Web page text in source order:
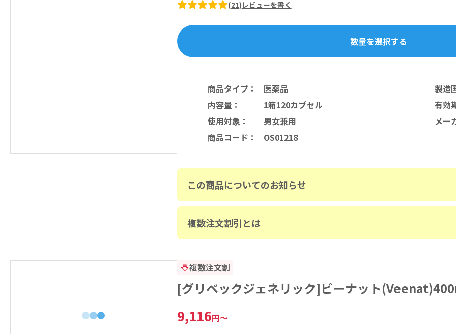
(21) レビューを書く
数量を選択する
商品タイプ：
医薬品
内容量：
1箱120カプセル
使用対象：
男女兼用
商品コード ： OS01218
製造
有効
メー
この商品についてのお知らせ
複数注文割引とは
複数注文割
[グリベックジェネリック]ビーナット
9,116円～